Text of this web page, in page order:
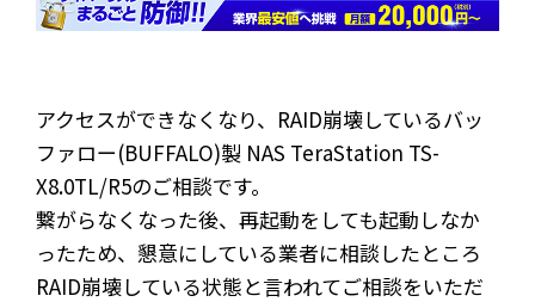
アクセスができなくなり、RAID崩壊しているバッ
ファロー(BUFFALO)製 NAS TeraStation TS-
X8.0TL/R5のご相談です。
繋がらなくなった後、再起動をしても起動しなか
ったため、懇意にしている業者に相談したところ
RAID崩壊している状態と言われてご相談をいただ